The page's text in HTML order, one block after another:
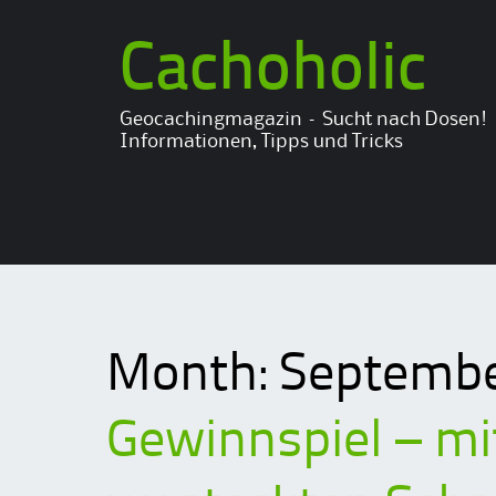
Cachoholic
Geocachingmagazin – Sucht nach Dosen!
Informationen, Tipps und Tricks
Month:
Gewinnspiel –